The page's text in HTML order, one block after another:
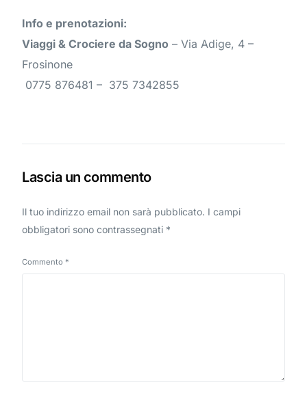
Info e prenotazioni:
Viaggi & Crociere da Sogno – Via Adige, 4 –
Frosinone
0775 876481 – 375 7342855
Lascia un commento
Il tuo indirizzo email non sarà pubblicato. I campi
obbligatori sono contrassegnati *
Commento *